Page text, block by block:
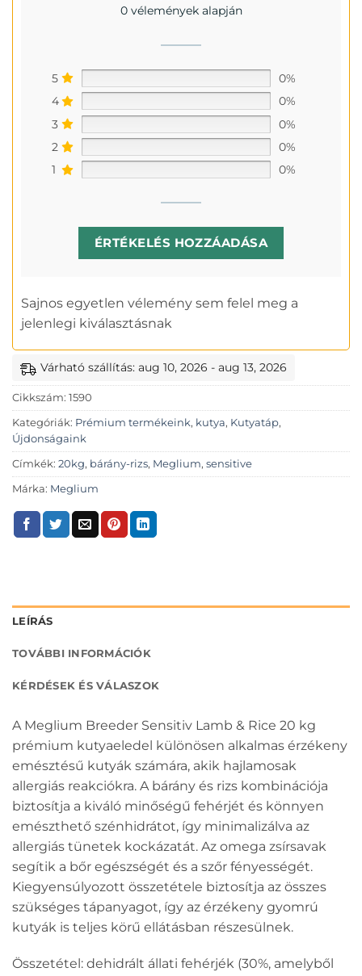
0 vélemények alapján
5
0%
4
0%
3
0%
2
0%
1
0%
ÉRTÉKELÉS HOZZÁADÁSA
Sajnos egyetlen vélemény sem felel meg a
jelenlegi kiválasztásnak
Várható szállítás: aug 10, 2026 - aug 13, 2026
Cikkszám: 1590
Kategóriák: Prémium termékeink, kutya, Kutyatáp,
Újdonságaink
Címkék: 20kg, bárány-rizs, Meglium, sensitive
Márka: Meglium
LEÍRÁS
TOVÁBBI INFORMÁCIÓK
KÉRDÉSEK ÉS VÁLASZOK
A Meglium Breeder Sensitiv Lamb & Rice 20 kg
prémium kutyaeledel különösen alkalmas érzékeny
emésztésű kutyák számára, akik hajlamosak
allergiás reakciókra. A bárány és rizs kombinációja
biztosítja a kiváló minőségű fehérjét és könnyen
emészthető szénhidrátot, így minimalizálva az
allergiás tünetek kockázatát. Az omega zsírsavak
segítik a bőr egészségét és a szőr fényességét.
Kiegyensúlyozott összetétele biztosítja az összes
szükséges tápanyagot, így az érzékeny gyomrú
kutyák is teljes körű ellátásban részesülnek.
Összetétel: dehidrált állati fehérjék (30%, amelyből